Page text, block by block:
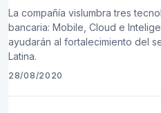
La compañía vislumbra tres
bancaria: Mobile, Cloud e
ayudarán al fortalecimiento del
Latina.
28/08/2020